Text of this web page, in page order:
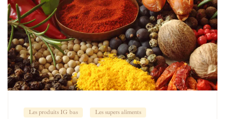
Les produits IG bas Les supers aliments